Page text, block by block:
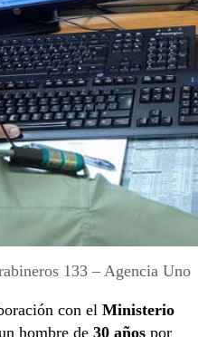
133 – Agencia Uno
con el Ministerio
hombre de 30 años por